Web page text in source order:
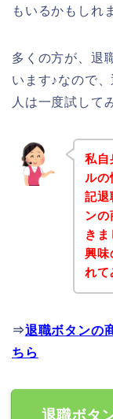
もいるかもしれ
多くの方が、退
います♪なので
人は一度試して
私自
ルの
記退
ン
き
興味
れて
⇒退職ボタンの
ちら
退職ボタ